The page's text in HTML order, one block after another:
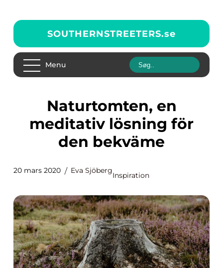
SOUTHERNSTREETERS.se
Menu
Naturtomten, en
meditativ lösning för
den bekväme
20 mars 2020 Eva Sjöberg
Inspiration